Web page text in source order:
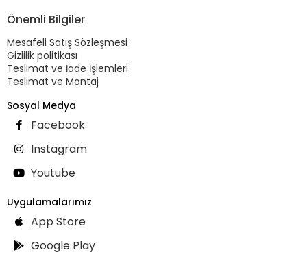
Önemli Bilgiler
Mesafeli Satış Sözleşmesi
Gizlilik politikası
Teslimat ve İade İşlemleri
Teslimat ve Montaj
Sosyal Medya
Facebook
Instagram
Youtube
Uygulamalarımız
App Store
Google Play